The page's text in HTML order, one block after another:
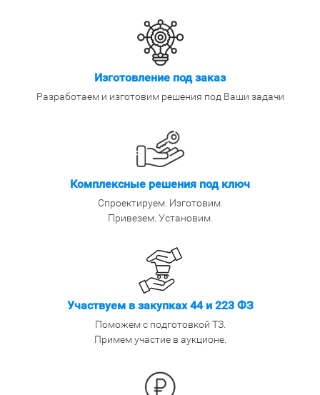
Изготовление под заказ
Разработаем и изготовим решения под Ваши задачи
Комплексные решения под ключ
Спроектируем. Изготовим.
Привезем. Установим.
Участвуем в закупках 44 и 223 ФЗ
Поможем с подготовкой ТЗ.
Примем участие в аукционе.